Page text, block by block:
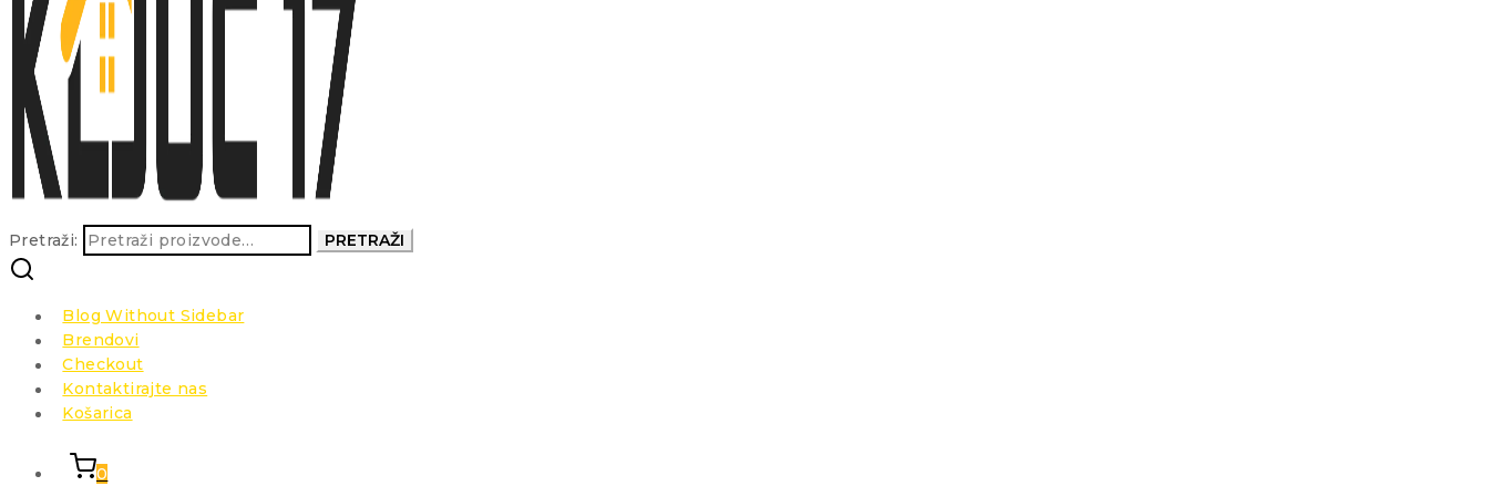
Pretraži: PRETRAŽI
Blog Without Sidebar
Brendovi
Checkout
Kontaktirajte nas
Košarica
0